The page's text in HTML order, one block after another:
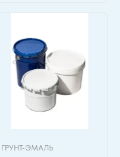
ГРУНТ-ЭМАЛЬ